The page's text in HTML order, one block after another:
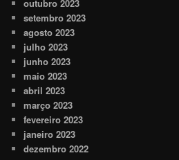
outubro 2023
setembro 2023
agosto 2023
julho 2023
junho 2023
maio 2023
abril 2023
março 2023
fevereiro 2023
janeiro 2023
dezembro 2022